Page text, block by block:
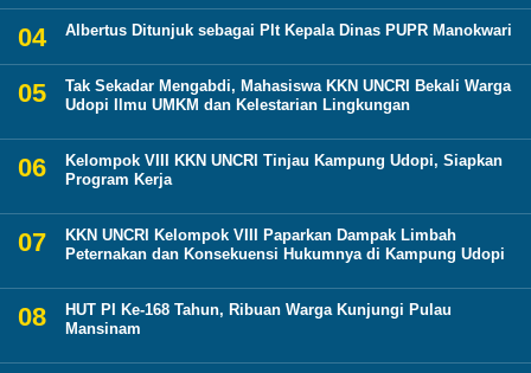
Albertus Ditunjuk sebagai Plt Kepala Dinas PUPR Manokwari
Tak Sekadar Mengabdi, Mahasiswa KKN UNCRI Bekali Warga
Udopi Ilmu UMKM dan Kelestarian Lingkungan
Kelompok VIII KKN UNCRI Tinjau Kampung Udopi, Siapkan
Program Kerja
KKN UNCRI Kelompok VIII Paparkan Dampak Limbah
Peternakan dan Konsekuensi Hukumnya di Kampung Udopi
HUT PI Ke-168 Tahun, Ribuan Warga Kunjungi Pulau
Mansinam